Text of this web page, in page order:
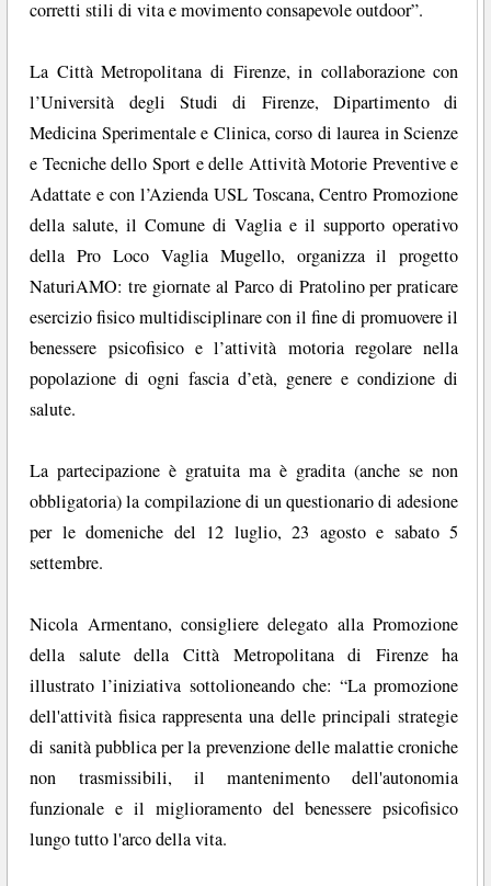
corretti stili di vita e movimento consapevole outdoor”.
La Città Metropolitana di Firenze, in collaborazione con
l’Università degli Studi di Firenze, Dipartimento di
Medicina Sperimentale e Clinica, corso di laurea in Scienze
e Tecniche dello Sport e delle Attività Motorie Preventive e
Adattate e con l’Azienda USL Toscana, Centro Promozione
della salute, il Comune di Vaglia e il supporto operativo
della Pro Loco Vaglia Mugello, organizza il progetto
NaturiAMO: tre giornate al Parco di Pratolino per praticare
esercizio fisico multidisciplinare con il fine di promuovere il
benessere psicofisico e l’attività motoria regolare nella
popolazione di ogni fascia d’età, genere e condizione di
salute.
La partecipazione è gratuita ma è gradita (anche se non
obbligatoria) la compilazione di un questionario di adesione
per le domeniche del 12 luglio, 23 agosto e sabato 5
settembre.
Nicola Armentano, consigliere delegato alla Promozione
della salute della Città Metropolitana di Firenze ha
illustrato l’iniziativa sottolioneando che: “La promozione
dell'attività fisica rappresenta una delle principali strategie
di sanità pubblica per la prevenzione delle malattie croniche
non trasmissibili, il mantenimento dell'autonomia
funzionale e il miglioramento del benessere psicofisico
lungo tutto l'arco della vita.